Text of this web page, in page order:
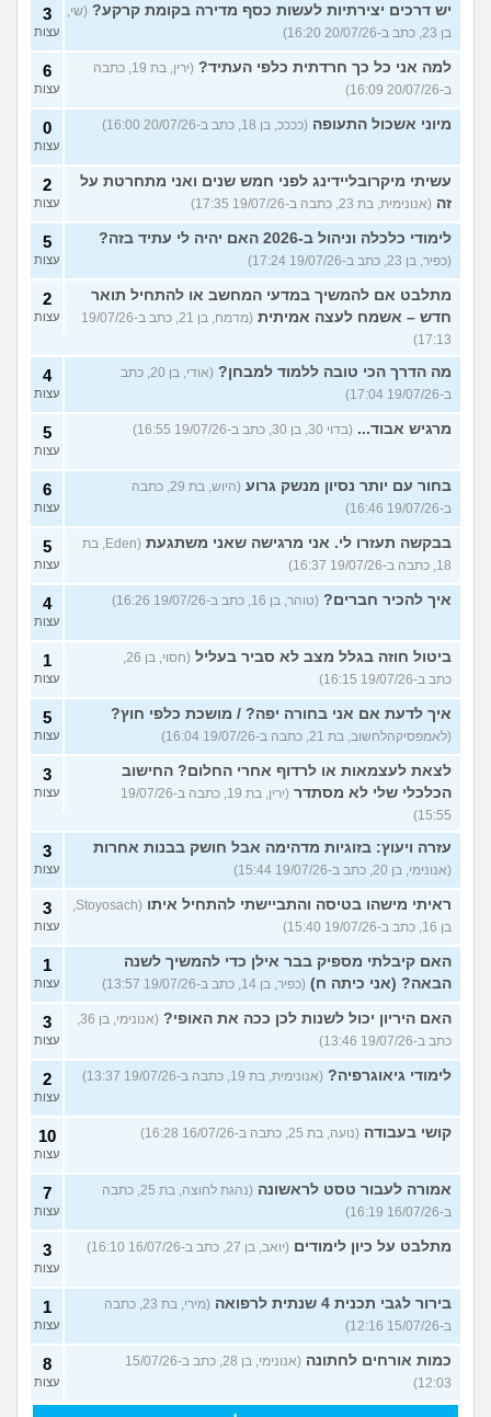
יש דרכים יצירתיות לעשות כסף מדירה בקומת קרקע? (שי,
בן 23, כתב ב-20/07/26 16:20)
3
עצות
למה אני כל כך חרדתית כלפי העתיד?
(ירין, בת 19, כתבה
ב-20/07/26 16:09)
6
עצות
מיוני אשכול התעופה (ככככ, בן 18, כתב ב-20/07/26 16:00) 0
עצות
עשיתי מיקרובליידינג לפני חמש שנים ואני מתחרטת על
זה (אנונימית, בת 23, כתבה ב-19/07/26 17:35)
2
עצות
לימודי כלכלה וניהול ב-2026 האם יהיה לי עתיד בזה?
(כפיר, בן 23, כתב ב-19/07/26 17:24)
5
עצות
מתלבט אם להמשיך במדעי המחשב או להתחיל תואר
חדש – אשמח לעצה אמיתית
(מדמח, בן 21, כתב ב-19/07/26
17:13)
2
עצות
מה הדרך הכי טובה ללמוד למבחן?
(אודי, בן 20, כתב
ב-19/07/26 17:04)
4
עצות
מרגיש אבוד... (בדוי 30, בן 30, כתב ב-19/07/26 16:55) 5
עצות
בחור עם יותר נסיון מנשק גרוע
(היוש, בת 29, כתבה
ב-19/07/26 16:46)
6
עצות
בבקשה תעזרו לי. אני מרגישה שאני משתגעת
(Eden, בת
18, כתבה ב-19/07/26 16:37)
5
עצות
איך להכיר חברים? (טוהר, בן 16, כתב ב-19/07/26 16:26) 4
עצות
ביטול חוזה בגלל מצב לא סביר בעליל
(חסוי, בן 26,
כתב ב-19/07/26 16:15)
1
עצות
איך לדעת אם אני בחורה יפה? / מושכת כלפי חוץ?
(לאמפסיקהלחשוב, בת 21, כתבה ב-19/07/26 16:04)
5
עצות
לצאת לעצמאות או לרדוף אחרי החלום? החישוב
הכלכלי שלי לא מסתדר
(ירין, בת 19, כתבה ב-19/07/26
15:55)
3
עצות
עזרה ויעוץ: בזוגיות מדהימה אבל חושק בבנות אחרות
(אנונימי, בן 20, כתב ב-19/07/26 15:44)
3
עצות
ראיתי מישהו בטיסה והתביישתי להתחיל איתו
(Stoyosach,
בן 16, כתב ב-19/07/26 15:40)
3
עצות
האם קיבלתי מספיק בבר אילן כדי להמשיך לשנה
הבאה? (אני כיתה ח) (כפיר, בן 14, כתב ב-19/07/26 13:57)
1
עצות
האם היריון יכול לשנות לכן ככה את האופי?
(אנונימי, בן 36,
כתב ב-19/07/26 13:46)
3
עצות
לימודי גיאוגרפיה? (אנונימית, בת 19, כתבה ב-19/07/26 13:37) 2
עצות
קושי בעבודה (נועה, בת 25, כתבה ב-16/07/26 16:28) 10
עצות
אמורה לעבור טסט לראשונה
(נהגת לחוצה, בת 25, כתבה
ב-16/07/26 16:19)
7
עצות
מתלבט על כיון לימודים (יואב, בן 27, כתב ב-16/07/26 16:10) 3
עצות
בירור לגבי תכנית 4 שנתית לרפואה
(מירי, בת 23, כתבה
ב-15/07/26 12:16)
1
עצות
כמות אורחים לחתונה
(אנונימי, בן 28, כתב ב-15/07/26
12:03)
8
עצות